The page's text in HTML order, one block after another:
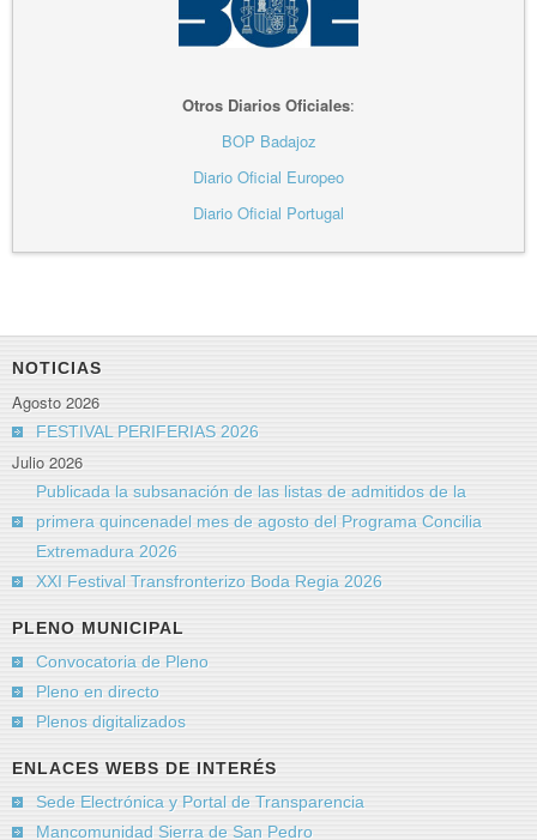
Otros Diarios Oficiales:
BOP Badajoz
Diario Oficial Europeo
Diario Oficial Portugal
NOTICIAS
Agosto 2026
FESTIVAL PERIFERIAS 2026
Julio 2026
Publicada la subsanación de las listas de admitidos de la
primera quincenadel mes de agosto del Programa Concilia
Extremadura 2026
XXI Festival Transfronterizo Boda Regia 2026
PLENO MUNICIPAL
Convocatoria de Pleno
Pleno en directo
Plenos digitalizados
ENLACES WEBS DE INTERÉS
Sede Electrónica y Portal de Transparencia
Mancomunidad Sierra de San Pedro